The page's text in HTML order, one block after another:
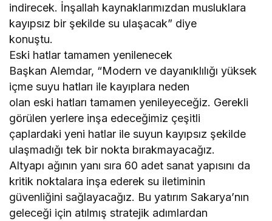
indirecek. İnşallah kaynaklarımızdan musluklara
kayıpsız bir şekilde su ulaşacak” diye
konuştu.
Eski hatlar tamamen yenilenecek
Başkan Alemdar, “Modern ve dayanıklılığı yüksek
içme suyu hatları ile kayıplara neden
olan eski hatları tamamen yenileyeceğiz. Gerekli
görülen yerlere inşa edeceğimiz çeşitli
çaplardaki yeni hatlar ile suyun kayıpsız şekilde
ulaşmadığı tek bir nokta bırakmayacağız.
Altyapı ağının yanı sıra 60 adet sanat yapısını da
kritik noktalara inşa ederek su iletiminin
güvenliğini sağlayacağız. Bu yatırım Sakarya’nın
geleceği için atılmış stratejik adımlardan